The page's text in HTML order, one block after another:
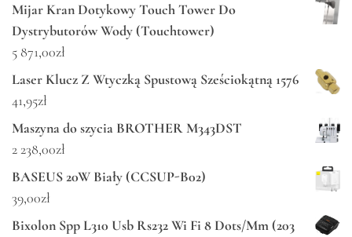
Mijar Kran Dotykowy Touch Tower Do
Dystrybutorów Wody (Touchtower)
5 871,00zł
Laser Klucz Z Wtyczką Spustową Sześciokątną 1576
41,95zł
Maszyna do szycia BROTHER M343DST
2 238,00zł
BASEUS 20W Biały (CCSUP-B02)
39,00zł
Bixolon Spp L310 Usb Rs232 Wi Fi 8 Dots/Mm (203